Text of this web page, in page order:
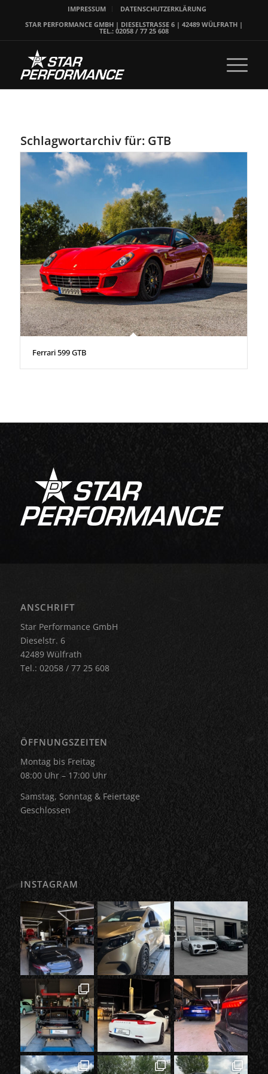
IMPRESSUM
DATENSCHUTZERKLÄRUNG
STAR PERFORMANCE GMBH | DIESELSTRASSE 6 | 42489 WÜLFRATH |
TEL.: 02058 / 77 25 608
Schlagwortarchiv für: GTB
Ferrari 599 GTB
ANSCHRIFT
Star Performance GmbH
Dieselstr. 6
42489 Wülfrath
Tel.: 02058 / 77 25 608
ÖFFNUNGSZEITEN
Montag bis Freitag
08:00 Uhr – 17:00 Uhr
Samstag, Sonntag & Feiertage
Geschlossen
INSTAGRAM